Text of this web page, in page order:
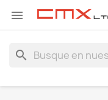

search